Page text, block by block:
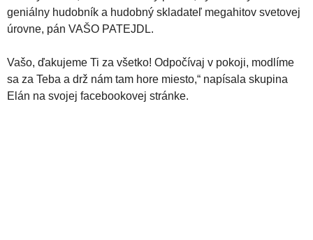
geniálny hudobník a hudobný skladateľ megahitov svetovej
úrovne, pán VAŠO PATEJDL.
Vašo, ďakujeme Ti za všetko! Odpočívaj v pokoji, modlíme
sa za Teba a drž nám tam hore miesto,“ napísala skupina
Elán na svojej facebookovej stránke.